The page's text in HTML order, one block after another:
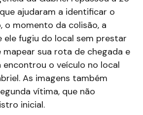
ajudaram a identificar o
o momento da colisão, a
ele fugiu do local sem prestar
mapear sua rota de chegada e
encontrou o veículo no local
As imagens também
vítima, que não
inicial.